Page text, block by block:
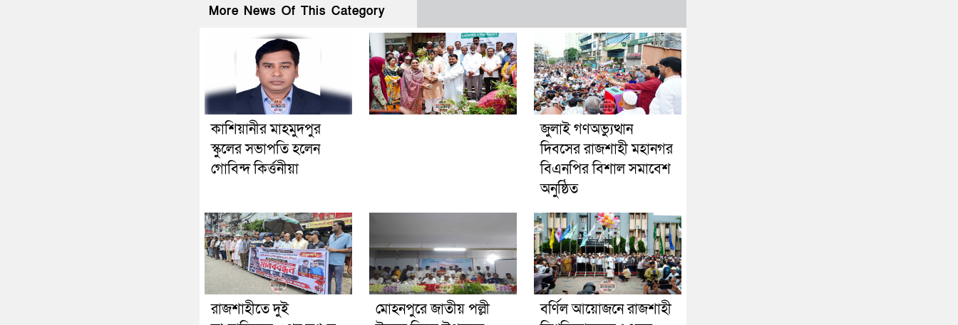
More News Of This Category
কাশিয়ানীর মাহমুদপুর
স্কুলের সভাপতি হলেন
গোবিন্দ কির্ত্তনীয়া
জুলাই গণঅভ্যুত্থান
দিবসের রাজশাহী মহানগর
বিএনপির বিশাল সমাবেশ
অনুষ্ঠিত
রাজশাহীতে দুই
মোহনপুরে জাতীয় পল্লী
বর্ণিল আয়োজনে রাজশাহী